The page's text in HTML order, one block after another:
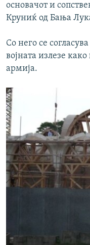
основачот и
Круниќ од Бања
Со него се
војната излезе
армија.